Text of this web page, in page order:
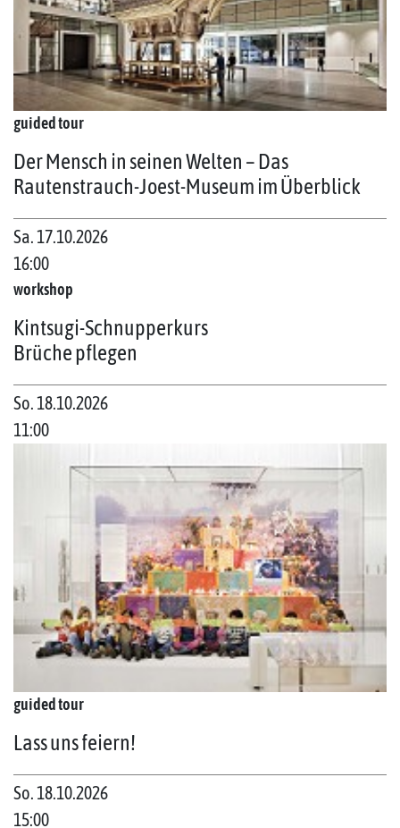
guided tour
Der Mensch in seinen Welten – Das
Rautenstrauch-Joest-Museum im Überblick
Sa. 17.10.2026
16:00
workshop
Kintsugi-Schnupperkurs
Brüche pflegen
So. 18.10.2026
11:00
guided tour
Lass uns feiern!
So. 18.10.2026
15:00